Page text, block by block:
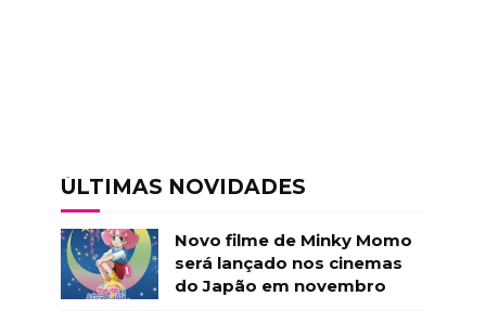
ÚLTIMAS NOVIDADES
Novo filme de Minky Momo
será lançado nos cinemas
do Japão em novembro